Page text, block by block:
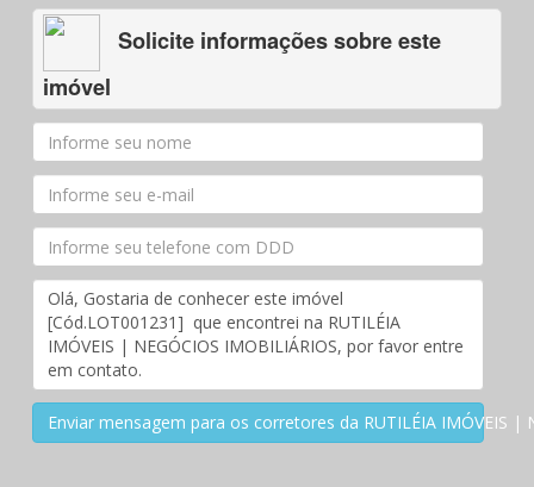
Solicite informações sobre este
imóvel
Enviar mensagem para os corretores da RUTILÉIA IMÓVEIS |